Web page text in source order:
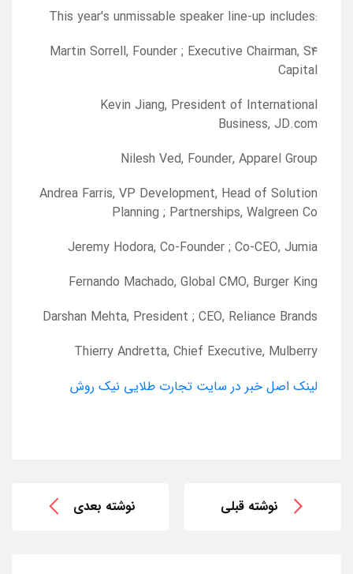
:This year's unmissable speaker line-up includes
Martin Sorrell, Founder ; Executive Chairman, S۴
Capital
Kevin Jiang, President of International
Business, JD.com
Nilesh Ved, Founder, Apparel Group
Andrea Farris, VP Development, Head of Solution
Planning ; Partnerships, Walgreen Co
Jeremy Hodora, Co-Founder ; Co-CEO, Jumia
Fernando Machado, Global CMO, Burger King
Darshan Mehta, President ; CEO, Reliance Brands
Thierry Andretta, Chief Executive, Mulberry
لینک اصل خبر در سایت تجارت طلایی نیک روش
نوشته قبلی نوشته بعدی